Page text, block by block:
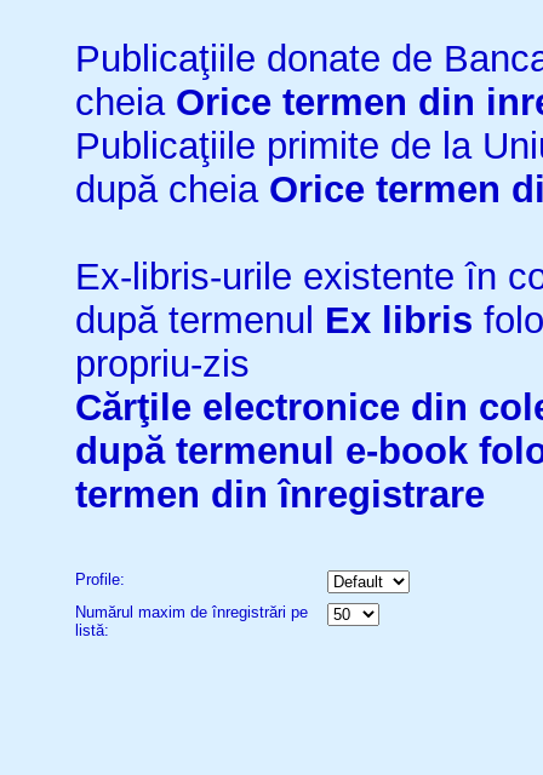
Publicaţiile donate de
cheia Orice termen din
Publicaţiile primite de la
după cheia Orice termen
Ex-libris-urile existente în
după termenul Ex libris
propriu-zis
Cărţile electronice din
după termenul e-book
termen din înregistrare
Profile:
Numărul maxim de înregistrări pe
listă: